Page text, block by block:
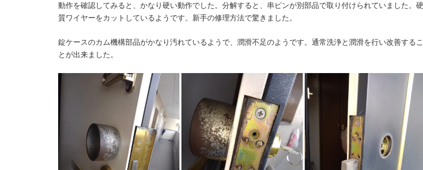
動作を確認してみると、かなり硬い動作でした。分解すると、串ピンが別部品で取り付けられていました。硬
質ワイヤーをカットしているようです。新手の修理方法で驚きました。
錠ケースのカム機構部品がかなり汚れているようで、潤滑不足のようです。通常洗浄と潤滑を行い改善するこ
とが出来ました。